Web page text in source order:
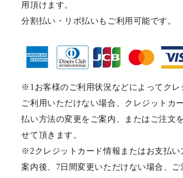
用頂けます。
分割払い・リボ払いもご利用可能です。
※1お客様のご利用状況などによってクレ
ご利用いただけない場合、クレジットカ
払い方法の変更をご案内、またはご注文
せて頂きます。
※2クレジットカード情報またはお支払い
案内後、7日間変更いただけない場合、ご